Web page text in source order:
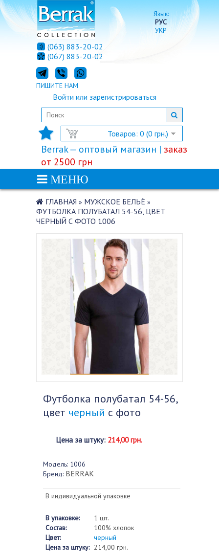
Язык:
РУС
УКР
Товаров: 0 (0 грн.)
Войти или зарегистрироваться
(063) 883-20-02
(067) 883-20-02
ПИШИТЕ НАМ
Berrak — оптовый магазин | заказ
от 2500 грн
МЕНЮ
ГЛАВНАЯ » МУЖСКОЕ БЕЛЬЁ »
ФУТБОЛКА ПОЛУБАТАЛ 54-56, ЦВЕТ
ЧЕРНЫЙ С ФОТО 1006
Футболка полубатал 54-56,
цвет черный с фото
Цена за штуку: 214,00 грн.
Модель: 1006
Бренд: BERRAK
В индивидуальной упаковке
В упаковке:
1 шт.
Состав:
100% хлопок
Цвет:
черный
Цена за штуку: 214,00 грн.